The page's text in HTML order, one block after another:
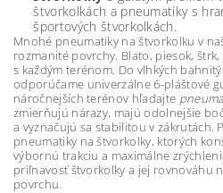
štvorkolkách a pneumatiky s
športových štvorkolkách.
Mnohé pneumatiky na štvorkolku v
rozmanité povrchy. Blato, piesok,
s každým terénom. Do vlhkých
odporúčame univerzálne 6-pláštové
náročnejších terénov hľadajte
zmierňujú nárazy, majú odolnejšie
a vyznačujú sa stabilitou v zákrutách.
pneumatiky na štvorkolky, ktorých
výbornú trakciu a maximálne
priľnavosť štvorkolky a jej rovnováhu
povrchu.